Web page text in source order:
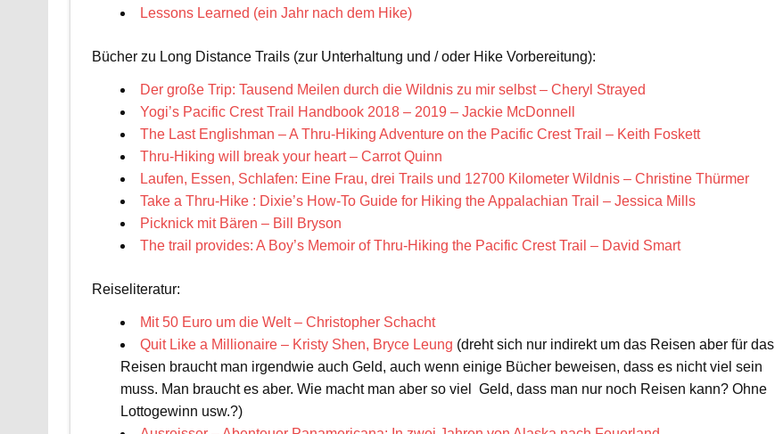
Lessons Learned (ein Jahr nach dem Hike)
Bücher zu Long Distance Trails (zur Unterhaltung und / oder Hike Vorbereitung):
Der große Trip: Tausend Meilen durch die Wildnis zu mir selbst – Cheryl Strayed
Yogi’s Pacific Crest Trail Handbook 2018 – 2019 – Jackie McDonnell
The Last Englishman – A Thru-Hiking Adventure on the Pacific Crest Trail – Keith Foskett
Thru-Hiking will break your heart – Carrot Quinn
Laufen, Essen, Schlafen: Eine Frau, drei Trails und 12700 Kilometer Wildnis – Christine Thürmer
Take a Thru-Hike : Dixie’s How-To Guide for Hiking the Appalachian Trail – Jessica Mills
Picknick mit Bären – Bill Bryson
The trail provides: A Boy’s Memoir of Thru-Hiking the Pacific Crest Trail – David Smart
Reiseliteratur:
Mit 50 Euro um die Welt – Christopher Schacht
Quit Like a Millionaire – Kristy Shen, Bryce Leung (dreht sich nur indirekt um das Reisen aber für das
Reisen braucht man irgendwie auch Geld, auch wenn einige Bücher beweisen, dass es nicht viel sein
muss. Man braucht es aber. Wie macht man aber so viel Geld, dass man nur noch Reisen kann? Ohne
Lottogewinn usw.?)